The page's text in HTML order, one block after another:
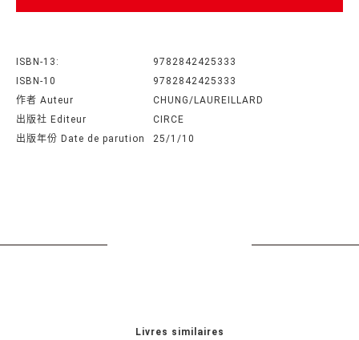
ISBN-13:
9782842425333
ISBN-10
9782842425333
作者 Auteur
CHUNG/LAUREILLARD
出版社 Editeur
CIRCE
出版年份 Date de parution
25/1/10
Livres similaires